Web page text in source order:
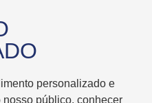
personalizado e
público, conhecer